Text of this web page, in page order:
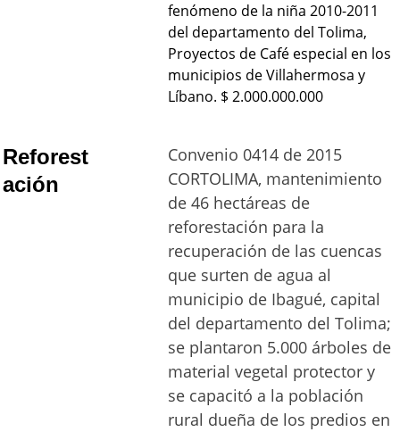
fenómeno de la niña 2010-2011
del departamento del Tolima,
Proyectos de Café especial en los
municipios de Villahermosa y
Líbano. $ 2.000.000.000
Reforest
ación
Convenio 0414 de 2015
CORTOLIMA, mantenimiento
de 46 hectáreas de
reforestación para la
recuperación de las cuencas
que surten de agua al
municipio de Ibagué, capital
del departamento del Tolima;
se plantaron 5.000 árboles de
material vegetal protector y
se capacitó a la población
rural dueña de los predios en